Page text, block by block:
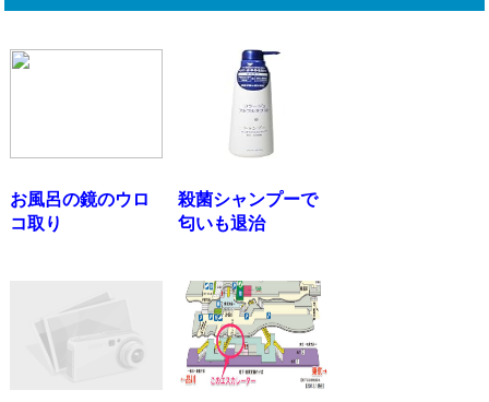
お風呂の鏡のウロ
コ取り
殺菌シャンプーで
匂いも退治